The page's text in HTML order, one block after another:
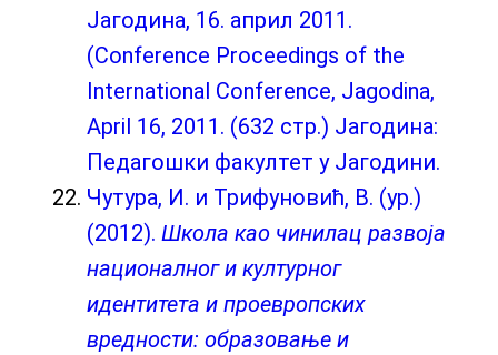
Јагодина, 16. април 2011.
(Conference Proceedings of the
International Conference, Jagodina,
April 16, 2011. (632 стр.) Јагодина:
Педагошки факултет у Јагодини.
Чутура, И. и Трифуновић, В. (ур.)
(2012). Школа као чинилац развоја
националног и културног
идентитета и проевропских
вредности: образовање и